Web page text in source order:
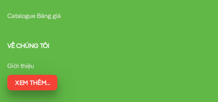
Catalogue Bảng giá
VỀ CHÚNG TÔI
Giới thiệu
XEM THÊM...